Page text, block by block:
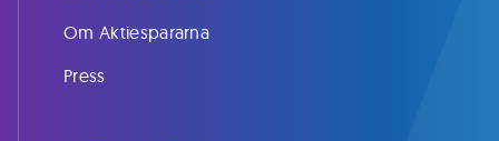
Om Aktiespararna
Press